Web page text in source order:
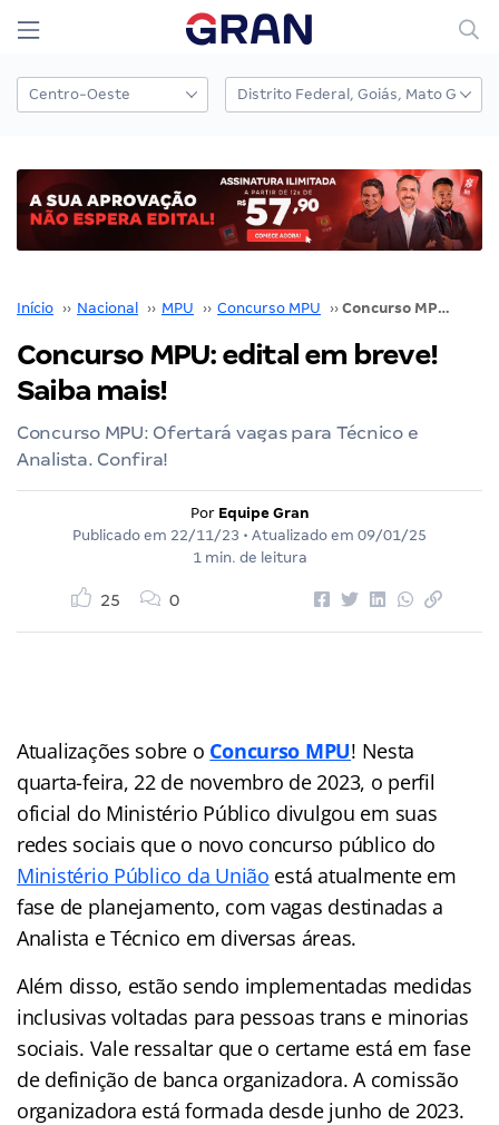
Início ›› Nacional ›› MPU ›› Concurso MPU ›› Concurso MPU: edital em breve! Saiba mais!
Concurso MPU: edital em breve!
Saiba mais!
Concurso MPU: Ofertará vagas para Técnico e
Analista. Confira!
Por Equipe Gran
Publicado em 22/11/23 • Atualizado em 09/01/25
1 min. de leitura
25 0
Atualizações sobre o Concurso MPU! Nesta
quarta-feira, 22 de novembro de 2023, o perfil
oficial do Ministério Público divulgou em suas
redes sociais que o novo concurso público do
Ministério Público da União está atualmente em
fase de planejamento, com vagas destinadas a
Analista e Técnico em diversas áreas.
Além disso, estão sendo implementadas medidas
inclusivas voltadas para pessoas trans e minorias
sociais. Vale ressaltar que o certame está em fase
de definição de banca organizadora. A comissão
organizadora está formada desde junho de 2023.